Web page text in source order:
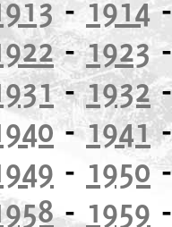
-1914
-1923
-1932
-1941
- 1950
- 1959